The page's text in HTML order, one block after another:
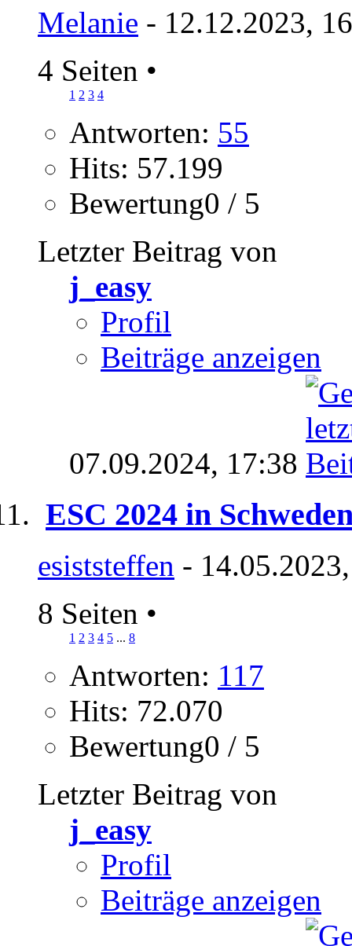
Melanie - 12.12.2023,
4 Seiten •
1 2 3 4
Antworten: 55
Hits: 57.199
Bewertung0 / 5
Letzter Beitrag von
j_easy
Profil
Beiträge anzeigen
07.09.2024, 17:38
ESC 2024 in
esiststeffen -
8 Seiten •
1 2 3 4 5 ... 8
Antworten: 117
Hits: 72.070
Bewertung0 / 5
Letzter Beitrag von
j_easy
Profil
Beiträge anzeigen